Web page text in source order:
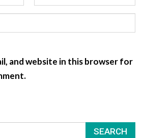
and website in this browser for